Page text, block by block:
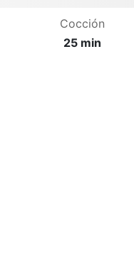
Cocción
25 min